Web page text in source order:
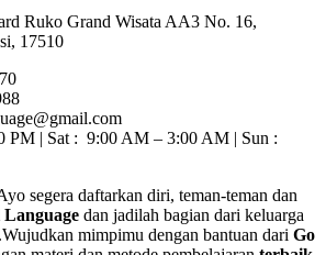
Ruko Grand Wisata AA3 No. 16,
17510
PM | Sat : 9:00 AM – 3:00 AM | Sun :
segera daftarkan diri, teman-teman dan
dan jadilah bagian dari keluarga
.Wujudkan mimpimu dengan bantuan dari Go